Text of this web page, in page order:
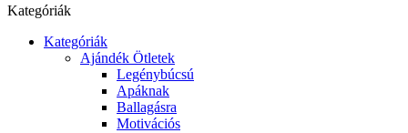
Kategóriák
Kategóriák
Ajándék Ötletek
Legénybúcsú
Apáknak
Ballagásra
Motivációs